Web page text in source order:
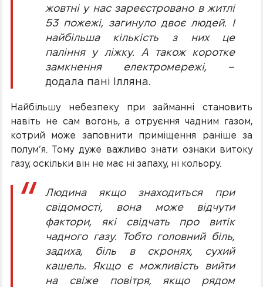
жовтні у нас зареєстровано в житлі
53 пожежі, загинуло двоє людей. І
найбільша кількість з них це
паління у ліжку. А також коротке
замкнення електромережі, –
додала пані Ілляна.
Найбільшу небезпеку при займанні становить
навіть не сам вогонь, а отруєння чадним газом,
котрий може заповнити приміщення раніше за
полум’я. Тому дуже важливо знати ознаки витоку
газу, оскільки він не має ні запаху, ні кольору.
Людина якщо знаходиться при
свідомості, вона може відчути
фактори, які свідчать про витік
чадного газу. Тобто головний біль,
задиха, біль в скронях, сухий
кашель. Якщо є можливість вийти
на свіже повітря, якщо рядом